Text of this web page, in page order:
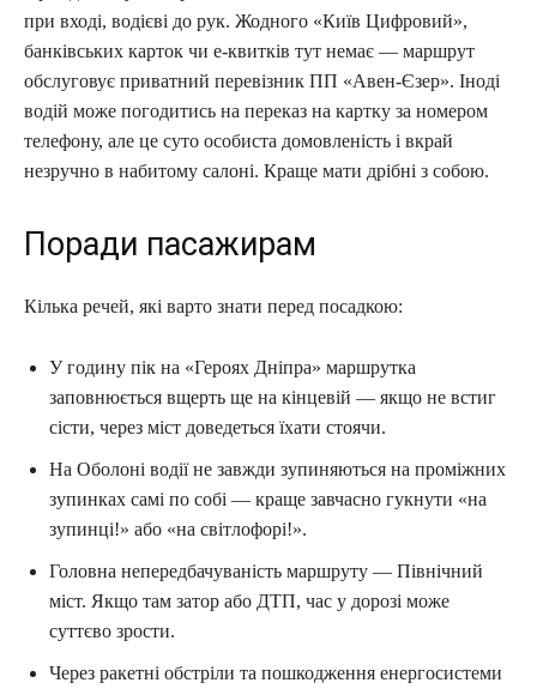
при вході, водієві до рук. Жодного «Київ Цифровий»,
банківських карток чи е-квитків тут немає — маршрут
обслуговує приватний перевізник ПП «Авен-Єзер». Іноді
водій може погодитись на переказ на картку за номером
телефону, але це суто особиста домовленість і вкрай
незручно в набитому салоні. Краще мати дрібні з собою.
Поради пасажирам
Кілька речей, які варто знати перед посадкою:
У годину пік на «Героях Дніпра» маршрутка
заповнюється вщерть ще на кінцевій — якщо не встиг
сісти, через міст доведеться їхати стоячи.
На Оболоні водії не завжди зупиняються на проміжних
зупинках самі по собі — краще завчасно гукнути «на
зупинці!» або «на світлофорі!».
Головна непередбачуваність маршруту — Північний
міст. Якщо там затор або ДТП, час у дорозі може
суттєво зрости.
Через ракетні обстріли та пошкодження енергосистеми